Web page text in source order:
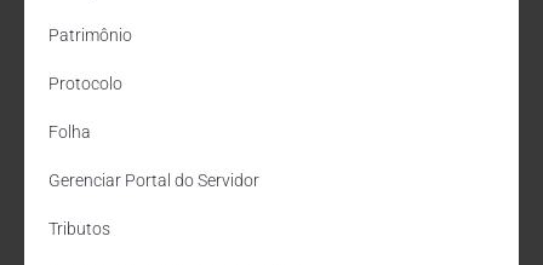
Patrimônio
Protocolo
Folha
Gerenciar Portal do Servidor
Tributos